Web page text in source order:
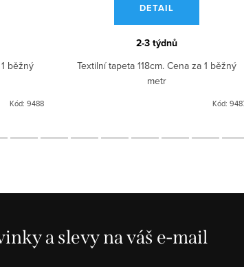
běžný
Kód: 9488
DETAIL
2-3 týdnů
Textilní tapeta 118cm. Cena za 1 běžný
metr
Kód:
a slevy na váš e-mail